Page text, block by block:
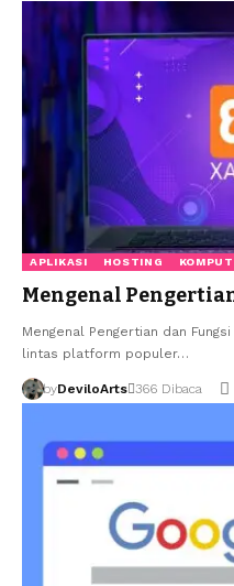
APLIKASI HOSTING
Mengenal
Mengenal Pengertian dan
lintas platform populer…
byDeviloArts 366 Dibaca